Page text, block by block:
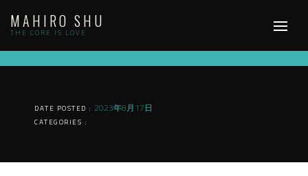
content
MAHIRO SHU
THE CORE IS LOVE
DATE POSTED : 2023年8月17日
CATEGORIES :